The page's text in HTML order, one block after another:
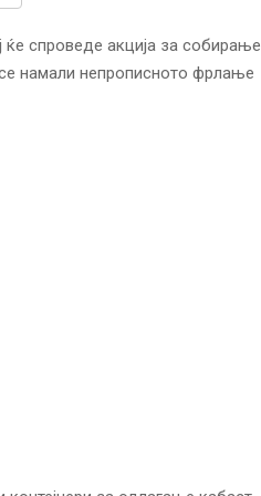
спроведе акција за собирање
намали непрописното фрлање